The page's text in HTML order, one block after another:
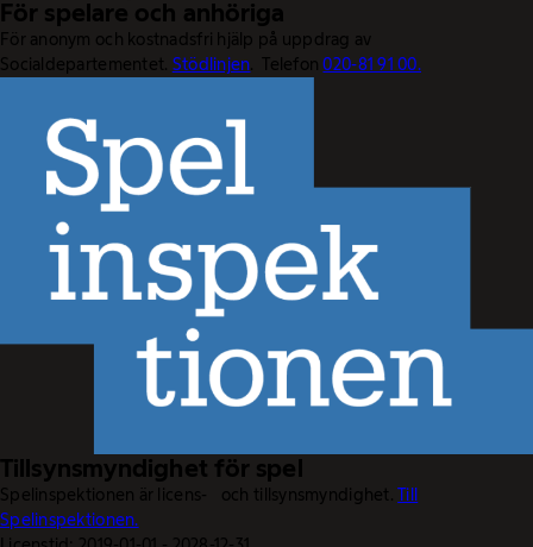
För spelare och anhöriga
För anonym och kostnadsfri hjälp på uppdrag av
Socialdepartementet. Stödlinjen. Telefon020-81 91 00.
Tillsynsmyndighet för spel
Spelinspektionen är licens- och tillsynsmyndighet.Till
Spelinspektionen.